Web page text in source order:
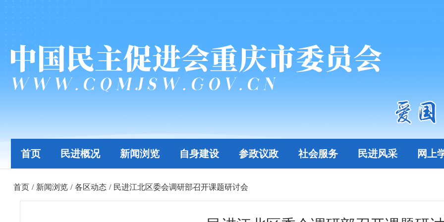
首页 民进概况 新闻浏览 自身建设 参政议政 社会服务 民进风采 网上
首页 / 新闻浏览 / 各区动态 / 民进江北区委会调研部召开课题研讨会